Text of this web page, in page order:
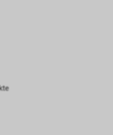
des Shops zu
sich um Cookies